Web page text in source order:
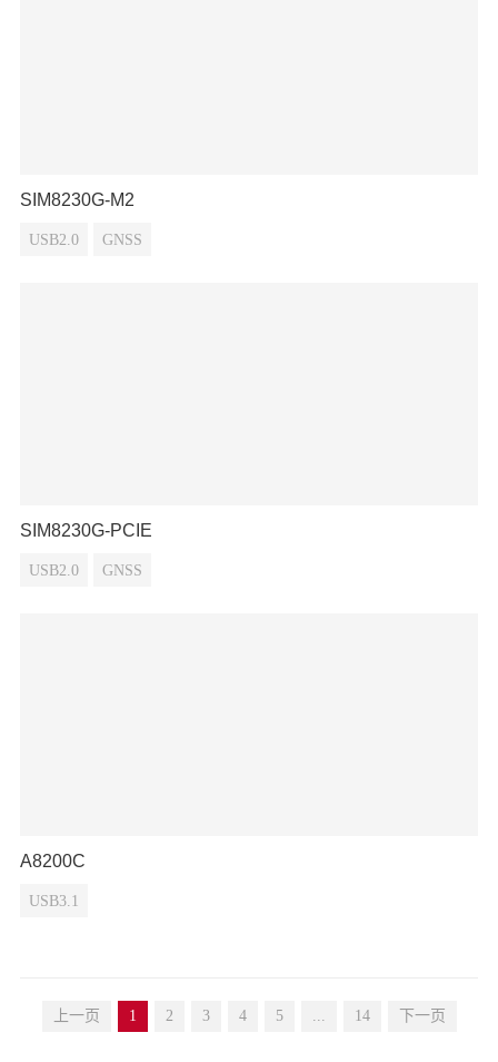
SIM8230G-M2
USB2.0 GNSS
SIM8230G-PCIE
USB2.0 GNSS
A8200C
USB3.1
上一页 1 2 3 4 5 ... 14 下一页